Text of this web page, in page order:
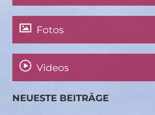
Fotos
Videos
NEUESTE BEITRÄGE